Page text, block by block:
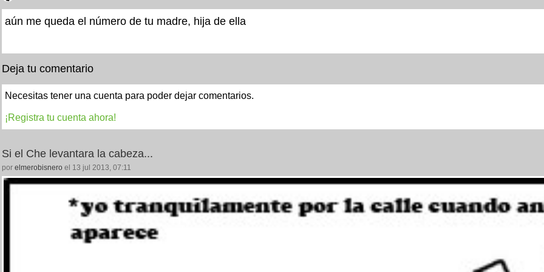
aún me queda el número de tu madre, hija de ella
Deja tu comentario
Necesitas tener una cuenta para poder dejar comentarios.
¡Registra tu cuenta ahora!
Si el Che levantara la cabeza...
por elmerobisnero el 13 jul 2013, 07:11